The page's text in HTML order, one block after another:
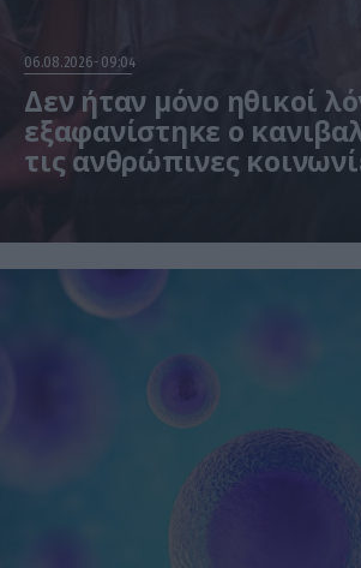
06.08.2026 09:04
Δεν ήταν μόνο ηθικοί
εξαφανίστηκε ο
τις ανθρώπινες